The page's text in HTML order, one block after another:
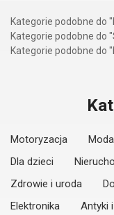
Kategorie podobne do
Kategorie podobne do
Kategorie podobne do
Motoryzacja
Dla dzieci
Zdrowie i uroda
Elektronika
Antyki